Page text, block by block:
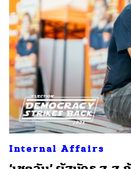
Internal Affairs